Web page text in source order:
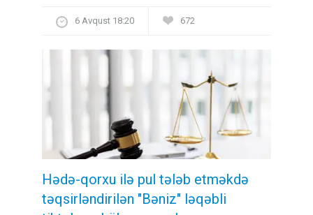
6 Avqust 18:20 672
Hədə-qorxu ilə pul tələb etməkdə
təqsirləndirilən "Bəniz" ləqəbli